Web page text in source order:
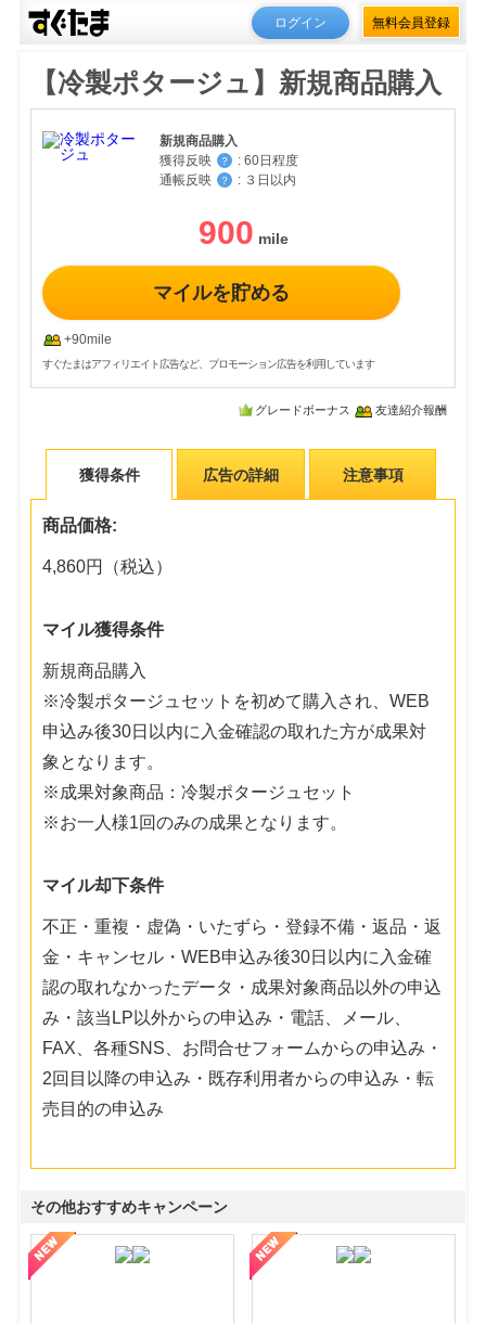
ログイン 無料会員登録
【冷製ポタージュ】新規商品購入
新規商品購入
獲得反映
？ : 60日程度
通帳反映
？ : ３日以内
900
マイルを貯める
+90mile
すぐたまはアフィリエイト広告など、プロモーション広告を利用しています
グレードボーナス 友達紹介報酬
獲得条件 広告の詳細 注意事項
商品価格:
4,860円（税込）
マイル獲得条件
新規商品購入
※冷製ポタージュセットを初めて購入され、WEB
申込み後30日以内に入金確認の取れた方が成果対
象となります。
※成果対象商品：冷製ポタージュセット
※お一人様1回のみの成果となります。
マイル却下条件
不正・重複・虚偽・いたずら・登録不備・返品・返
金・キャンセル・WEB申込み後30日以内に入金確
認の取れなかったデータ・成果対象商品以外の申込
み・該当LP以外からの申込み・電話、メール、
FAX、各種SNS、お問合せフォームからの申込み・
2回目以降の申込み・既存利用者からの申込み・転
売目的の申込み
その他おすすめキャンペーン